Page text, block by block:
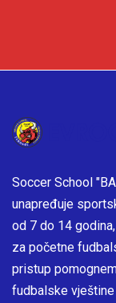
Soccer School
unapređuje
od 7 do 14
za početne
pristup
fudbalske vještine